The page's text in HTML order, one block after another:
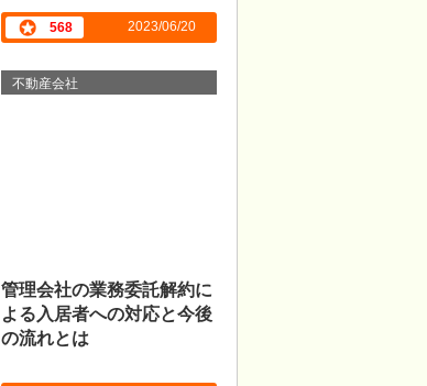
568 2023/06/20
不動産会社
管理会社の業務委託解約に
よる入居者への対応と今後
の流れとは